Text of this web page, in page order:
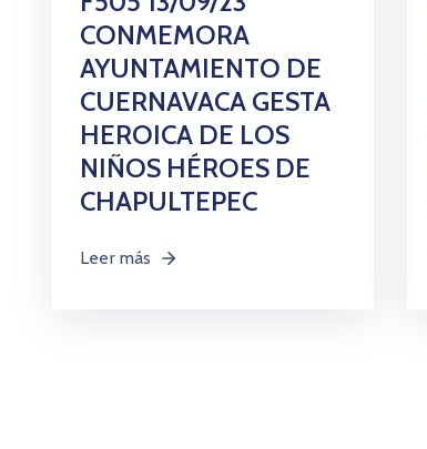
CONMEMORA
AYUNTAMIENTO DE
CUERNAVACA GESTA
HEROICA DE LOS
NIÑOS HÉROES DE
CHAPULTEPEC
Leer más